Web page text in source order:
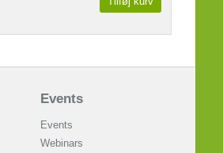
Events
Events
Webinars